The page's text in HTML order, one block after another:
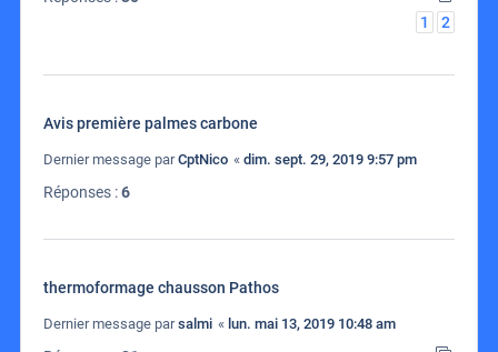
1
2
Avis première palmes carbone
Dernier message parCptNico « dim. sept. 29, 2019 9:57 pm
Réponses :6
thermoformage chausson Pathos
Dernier message parsalmi « lun. mai 13, 2019 10:48 am